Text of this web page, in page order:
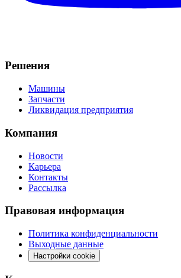
Решения
Машины
Запчасти
Ликвидация предприятия
Компания
Новости
Карьера
Контакты
Рассылка
Правовая информация
Политика конфиденциальности
Выходные данные
Настройки cookie